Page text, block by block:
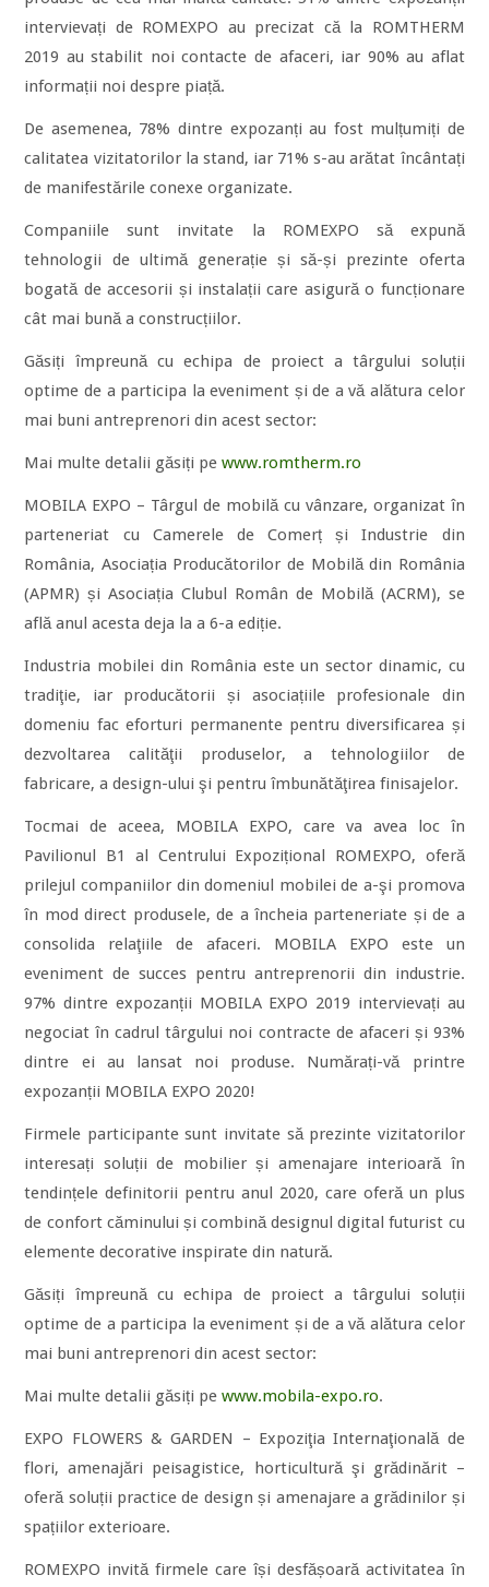
intervievați de ROMEXPO au precizat că la ROMTHERM
2019 au stabilit noi contacte de afaceri, iar 90% au aflat
informații noi despre piață.
De asemenea, 78% dintre expozanți au fost mulțumiți de
calitatea vizitatorilor la stand, iar 71% s-au arătat încântați
de manifestările conexe organizate.
Companiile sunt invitate la ROMEXPO să expună
tehnologii de ultimă generație și să-și prezinte oferta
bogată de accesorii și instalații care asigură o funcționare
cât mai bună a construcțiilor.
Găsiți împreună cu echipa de proiect a târgului soluții
optime de a participa la eveniment și de a vă alătura celor
mai buni antreprenori din acest sector:
Mai multe detalii găsiți pewww.romtherm.ro
MOBILA EXPO – Târgul de mobilă cu vânzare, organizat în
parteneriat cu Camerele de Comerț și Industrie din
România, Asociația Producătorilor de Mobilă din România
(APMR) și Asociația Clubul Român de Mobilă (ACRM), se
află anul acesta deja la a 6-a ediție.
Industria mobilei din România este un sector dinamic, cu
tradiţie, iar producătorii și asociațiile profesionale din
domeniu fac eforturi permanente pentru diversificarea și
dezvoltarea calităţii produselor, a tehnologiilor de
fabricare, a design-ului şi pentru îmbunătăţirea finisajelor.
Tocmai de aceea, MOBILA EXPO, care va avea loc în
Pavilionul B1 al Centrului Expozițional ROMEXPO, oferă
prilejul companiilor din domeniul mobilei de a-şi promova
în mod direct produsele, de a încheia parteneriate și de a
consolida relaţiile de afaceri. MOBILA EXPO este un
eveniment de succes pentru antreprenorii din industrie.
97% dintre expozanții MOBILA EXPO 2019 intervievați au
negociat în cadrul târgului noi contracte de afaceri și 93%
dintre ei au lansat noi produse. Numărați-vă printre
expozanții MOBILA EXPO 2020!
Firmele participante sunt invitate să prezinte vizitatorilor
interesați soluții de mobilier și amenajare interioară în
tendințele definitorii pentru anul 2020, care oferă un plus
de confort căminului și combină designul digital futurist cu
elemente decorative inspirate din natură.
Găsiți împreună cu echipa de proiect a târgului soluții
optime de a participa la eveniment și de a vă alătura celor
mai buni antreprenori din acest sector:
Mai multe detalii găsiți pewww.mobila-expo.ro.
EXPO FLOWERS & GARDEN – Expoziţia Internaţională de
flori, amenajări peisagistice, horticultură şi grădinărit –
oferă soluții practice de design și amenajare a grădinilor și
spațiilor exterioare.
ROMEXPO invită firmele care își desfășoară activitatea în